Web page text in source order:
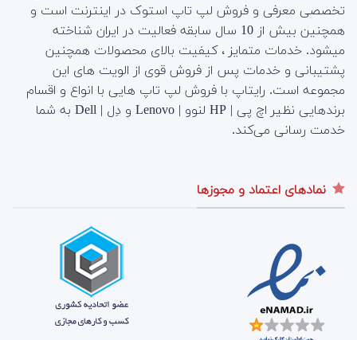
تخصصی معرفی و فروش لپ تاپ استوک در اینترنت است و
همچنین بیش از 10 سال سابقه فعالیت در ایران شناخته
میشود. خدمات متمایز ، کیفیت بالای محصولات همچنین
پشتیبانی و خدمات پس از فروش قوی از الویت های این
مجموعه است. رایتاپ با فروش لپ تاپ هایی با انواع و اقسام
برندهایی نظیر اچ پی | HP لنوو | Lenovo و دِل | Dell به شما
خدمت رسانی می‌کند.
نمادهای اعتماد و مجوزها